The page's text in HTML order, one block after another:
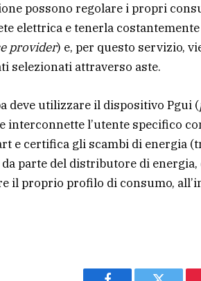
possono regolare i propri
elettrica e tenerla
provider) e, per questo servizio,
selezionati attraverso aste.
deve utilizzare il dispositivo Pgui (
interconnette l’utente specifico
e certifica gli scambi di energia
parte del distributore di energia,
il proprio profilo di consumo,